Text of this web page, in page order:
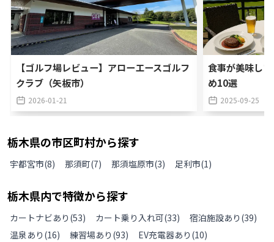
【ゴルフ場レビュー】アローエースゴルフ
クラブ（矢板市）
2026-01-21
食事が美味し
め10選
2025-09-25
栃木県の市区町村から探す
宇都宮市(8) 那須町(7) 那須塩原市(3) 足利市(1)
栃木県内で特徴から探す
カートナビあり (53) カート乗り入れ可(33) 宿泊施設あり (39)
温泉あり (16) 練習場あり (93) EV充電器あり (10)